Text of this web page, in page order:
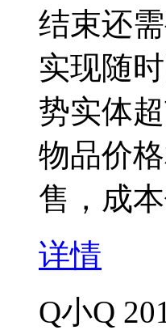
结束还
实现随
势实体
物品价
售，成
详情
Q小Q